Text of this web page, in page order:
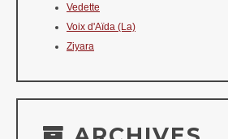
Vedette
Voix d'Aïda (La)
Ziyara